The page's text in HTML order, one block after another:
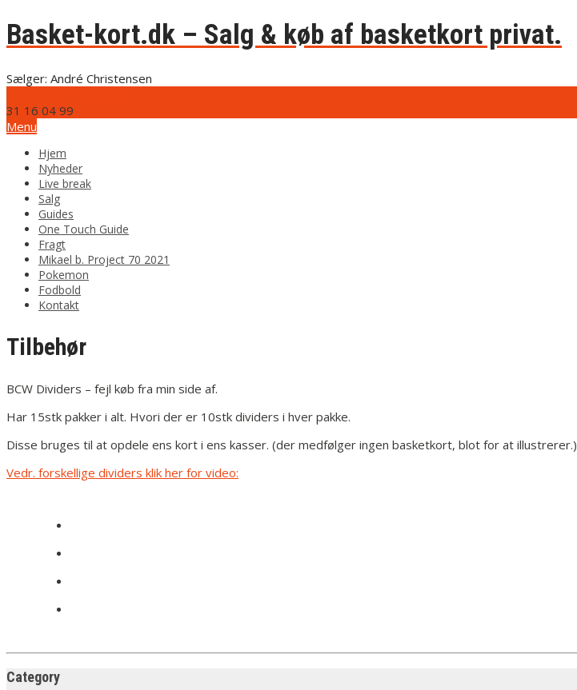
Basket-kort.dk – Salg & køb af basketkort privat.
Sælger: André Christensen
31 16 04 99
Menu
Hjem
Nyheder
Live break
Salg
Guides
One Touch Guide
Fragt
Mikael b. Project 70 2021
Pokemon
Fodbold
Kontakt
Tilbehør
BCW Dividers – fejl køb fra min side af.
Har 15stk pakker i alt. Hvori der er 10stk dividers i hver pakke.
Disse bruges til at opdele ens kort i ens kasser. (der medfølger ingen basketkort, blot for at illustrerer.)
Vedr. forskellige dividers klik her for video:
Category